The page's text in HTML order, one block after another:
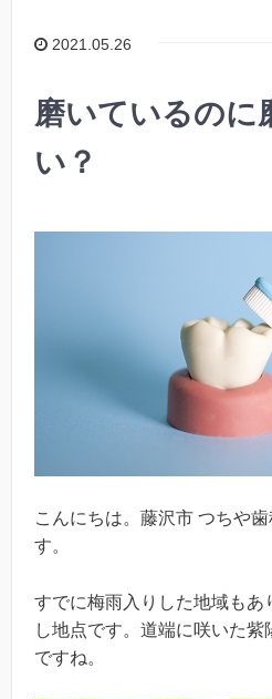
2021.05.26
磨いているのに
い？
こんにちは。藤沢市 つちや
す。
すでに梅雨入りした地域もあ
し地点です。道端に咲いた
ですね。